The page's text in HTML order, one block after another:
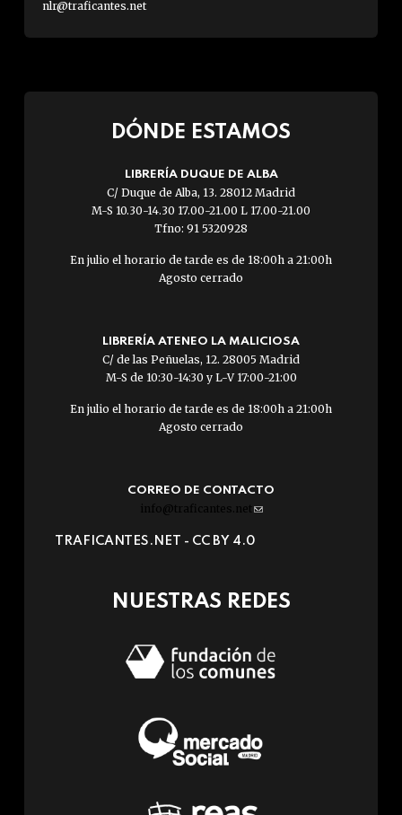
nlr@traficantes.net
DÓNDE ESTAMOS
LIBRERÍA DUQUE DE ALBA
C/ Duque de Alba, 13. 28012 Madrid
M-S 10.30-14.30 17.00-21.00 L 17.00-21.00
Tfno: 91 5320928
En julio el horario de tarde es de 18:00h a 21:00h
Agosto cerrado
LIBRERÍA ATENEO LA MALICIOSA
C/ de las Peñuelas, 12. 28005 Madrid
M-S de 10:30-14:30 y L-V 17:00-21:00
En julio el horario de tarde es de 18:00h a 21:00h
Agosto cerrado
CORREO DE CONTACTO
info@traficantes.net (link
e-
TRAFICANTES.NET - CC BY 4.0
NUESTRAS REDES